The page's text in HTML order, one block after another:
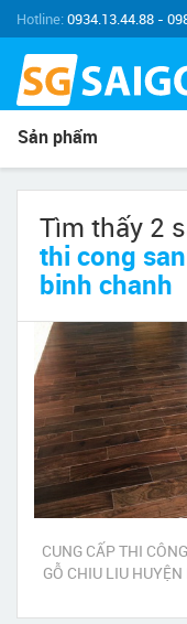
Hotline:0934.13.44.88 -
Sản phẩm
Tìm thấy 2
thi cong
binh chanh
CUNG CẤP THI
GỖ CHIU LIU